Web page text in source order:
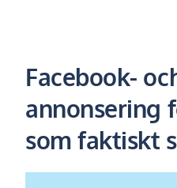
Facebook-
annonsering
som faktiskt